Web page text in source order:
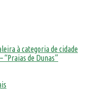
à categoria de cidade
“Praias de Dunas”